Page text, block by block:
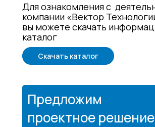
Для ознакомления с
компании «Вектор
вы можете скачать
каталог
Скачать каталог
Предложим
проектное решение